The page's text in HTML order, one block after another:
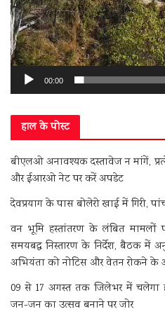
00:00
हाल के पोस्ट
बीएलओ अनावश्यक दस्तावेज न मांगें,
और ईआरओ नेट पर करें अपडेट
देवप्रयाग के पास बोलेरो खाई में गिरी,
वन भूमि हस्तांतरण के लंबित मामलों
समयबद्ध निस्तारण के निर्देश, बैठक में
अभियंता को नोटिस और वेतन रोकने
09 से 17 अगस्त तक जिलेभर में चलेगा
जन-जन का उत्सव बनाने पर जोर